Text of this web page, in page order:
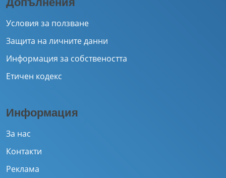
Условия за ползване
Защита на личните данни
Информация за собствеността
Етичен кодекс
Информация
За нас
Контакти
Реклама